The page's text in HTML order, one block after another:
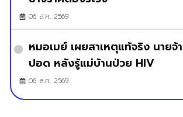
06 ส.ค. 2569
หมอเมย์ เผยสาเหตุแท้จริง นาย
ปอด หลังรู้แม่บ้านป่วย HIV
06 ส.ค. 2569